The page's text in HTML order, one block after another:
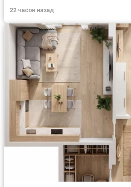
22 часов назад